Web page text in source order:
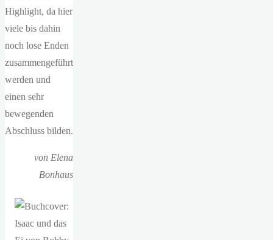
Highlight, da hier
viele bis dahin
noch lose Enden
zusammengeführt
werden und
einen sehr
bewegenden
Abschluss bilden.
von Elena
Bonhaus